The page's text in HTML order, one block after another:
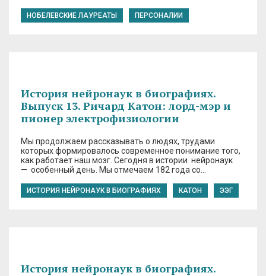
НОБЕЛЕВСКИЕ ЛАУРЕАТЫ ПЕРСОНАЛИИ
История нейронаук в биографиях.
Выпуск 13. Ричард Катон: лорд-мэр и
пионер электрофизиологии
Мы продолжаем рассказывать о людях, трудами
которых формировалось современное понимание того,
как работает наш мозг. Сегодня в истории нейронаук
— особенный день. Мы отмечаем 182 года со…
ИСТОРИЯ НЕЙРОНАУК В БИОГРАФИЯХ КАТОН ЭЭГ
История нейронаук в биографиях.